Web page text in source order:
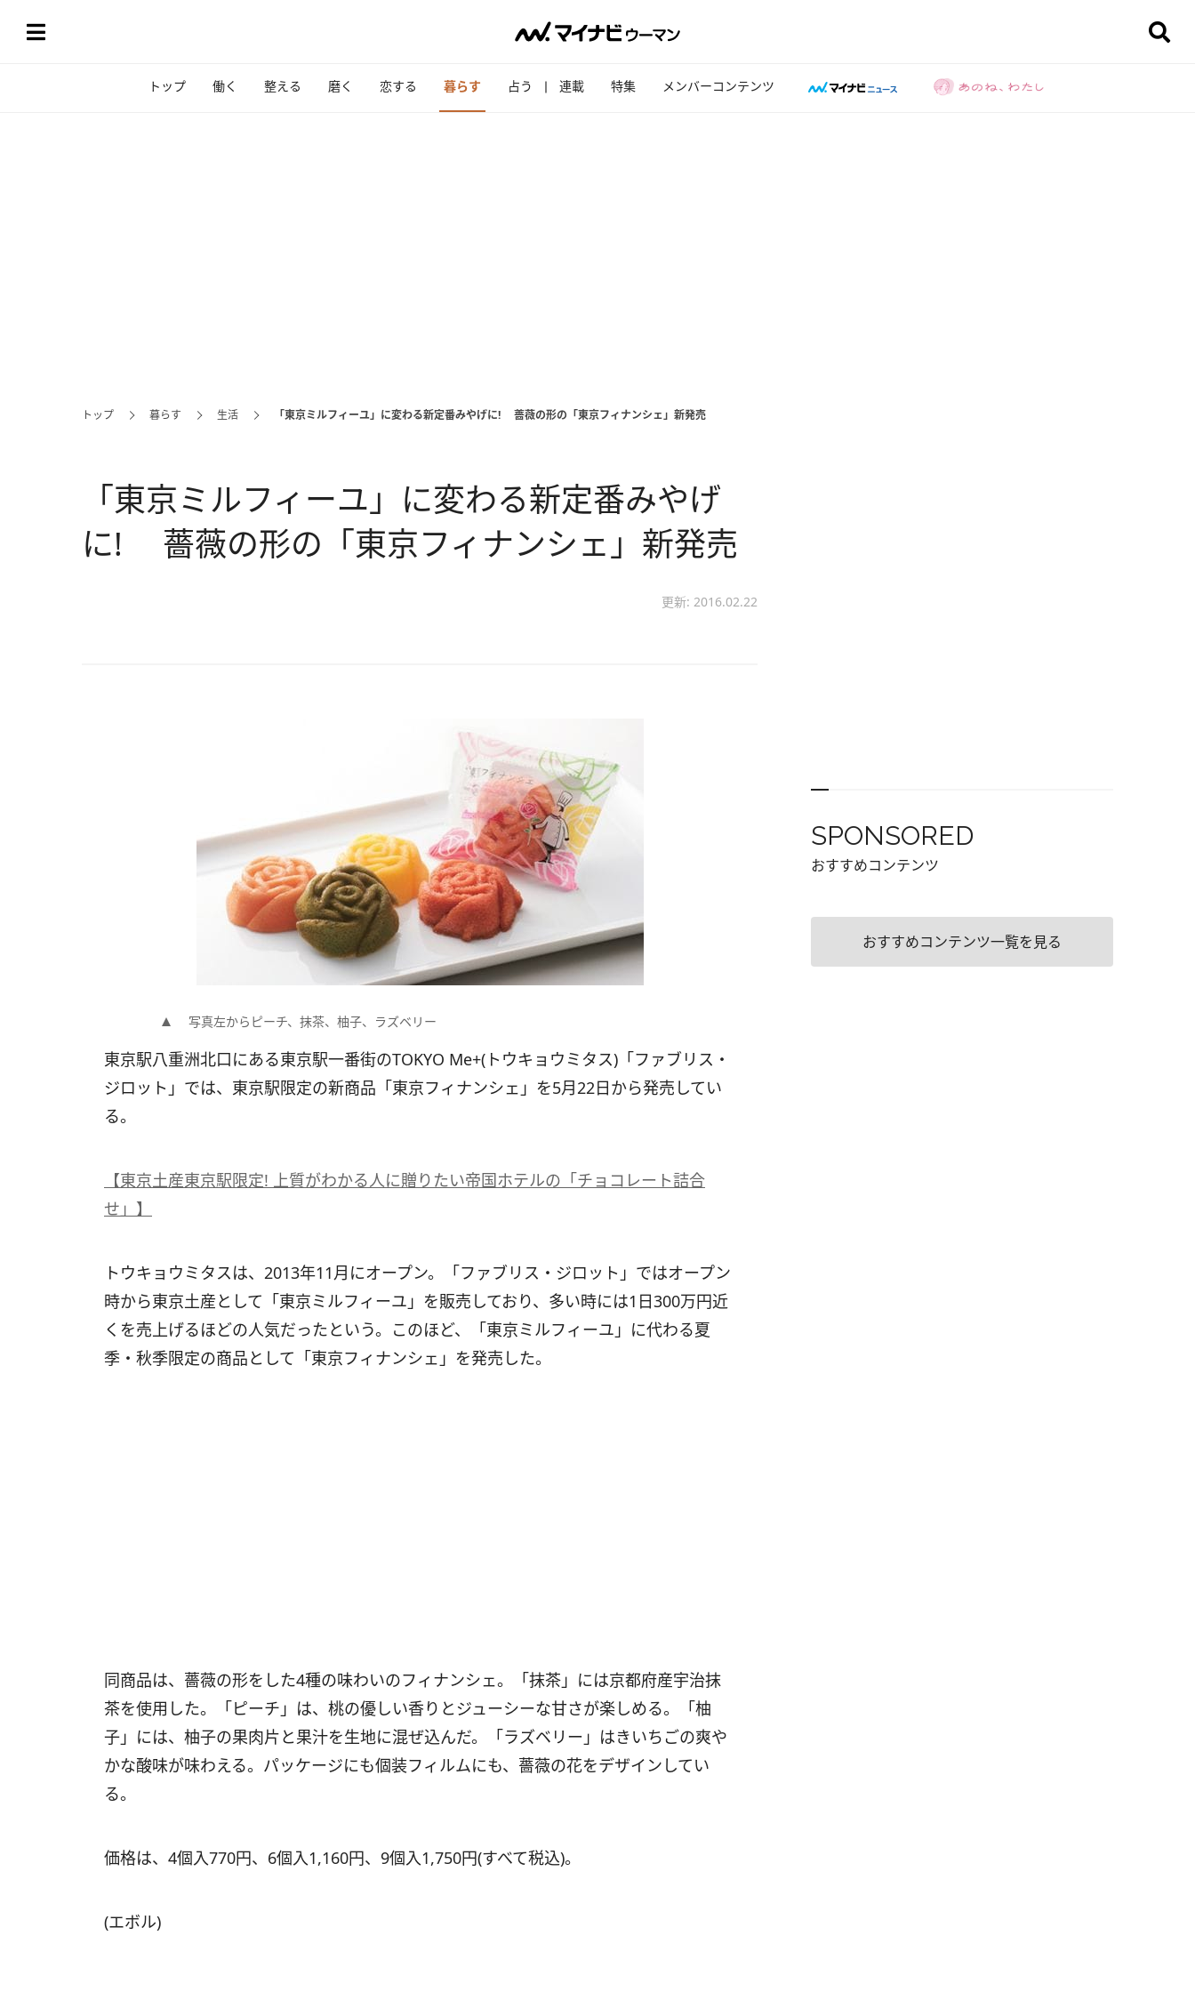
トップ 働く 整える 磨く 恋する 暮らす 占う 連載 特集 メンバーコンテンツ
トップ 暮らす 生活 「東京ミルフィーユ」に変わる新定番みやげに! 薔薇の形の「東京フィナンシェ」新発売
「東京ミルフィーユ」に変わる新定番みやげ
に! 薔薇の形の「東京フィナンシェ」新発売
更新: 2016.02.22
写真左からピーチ、抹茶、柚子、ラズベリー
東京駅八重洲北口にある東京駅一番街のTOKYO Me+(トウキョウミタス)「ファブリス・
ジロット」では、東京駅限定の新商品「東京フィナンシェ」を5月22日から発売してい
る。
【東京土産東京駅限定! 上質がわかる人に贈りたい帝国ホテルの「チョコレート詰合
せ」】
トウキョウミタスは、2013年11月にオープン。「ファブリス・ジロット」ではオープン
時から東京土産として「東京ミルフィーユ」を販売しており、多い時には1日300万円近
くを売上げるほどの人気だったという。このほど、「東京ミルフィーユ」に代わる夏
季・秋季限定の商品として「東京フィナンシェ」を発売した。
同商品は、薔薇の形をした4種の味わいのフィナンシェ。「抹茶」には京都府産宇治抹
茶を使用した。「ピーチ」は、桃の優しい香りとジューシーな甘さが楽しめる。「柚
子」には、柚子の果肉片と果汁を生地に混ぜ込んだ。「ラズベリー」はきいちごの爽や
かな酸味が味わえる。パッケージにも個装フィルムにも、薔薇の花をデザインしてい
る。
価格は、4個入770円、6個入1,160円、9個入1,750円(すべて税込)。
(エボル)
SPONSORED
おすすめコンテンツ
おすすめコンテンツ一覧を見る